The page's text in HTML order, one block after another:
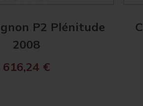
P2 Plénitude
2008
616,24 €